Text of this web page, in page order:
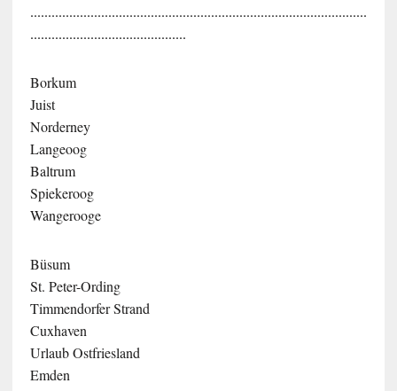
...............................................................................................
............................................
Borkum
Juist
Norderney
Langeoog
Baltrum
Spiekeroog
Wangerooge
Büsum
St. Peter-Ording
Timmendorfer Strand
Cuxhaven
Urlaub Ostfriesland
Emden